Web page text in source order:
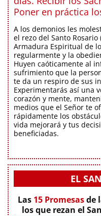
Poner en práctica
A los demonios les
el rezo del Santo
Armadura Espiritual de
regularmente y la
Huyen caóticamente al
sufrimiento que la
te da un respiro de sus
Experimentarás así una
corazón y mente,
medios que el Señor te
rápidamente los
vida mejorará y tus
beneficiadas.
EL
Las 15 Promesasde
los que rezan el